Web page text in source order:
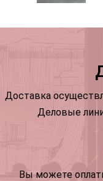
Доставка
Деловые
Вы можете